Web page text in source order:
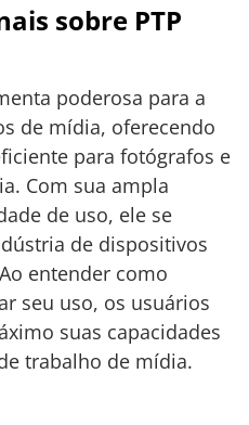
sobre PTP
poderosa para a
de mídia, oferecendo
para fotógrafos e
Com sua ampla
de uso, ele se
de dispositivos
entender como
seu uso, os usuários
suas capacidades
trabalho de mídia.